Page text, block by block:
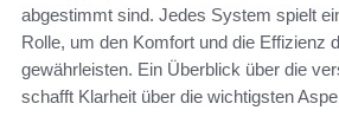
abgestimmt sind. Jedes System spielt
Rolle, um den Komfort und die Effizienz
gewährleisten. Ein Überblick über die
schafft Klarheit über die wichtigsten